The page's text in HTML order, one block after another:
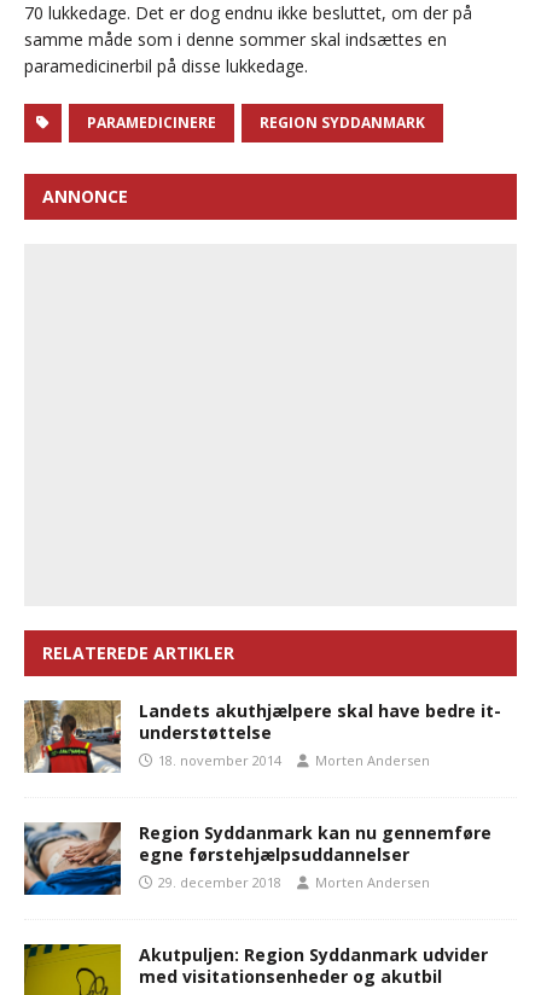
70 lukkedage. Det er dog endnu ikke besluttet, om der på
samme måde som i denne sommer skal indsættes en
paramedicinerbil på disse lukkedage.
PARAMEDICINERE REGION SYDDANMARK
ANNONCE
RELATEREDE ARTIKLER
Landets akuthjælpere skal have bedre it-
understøttelse
18. november 2014 Morten Andersen
Region Syddanmark kan nu gennemføre
egne førstehjælpsuddannelser
29. december 2018 Morten Andersen
Akutpuljen: Region Syddanmark udvider
med visitationsenheder og akutbil